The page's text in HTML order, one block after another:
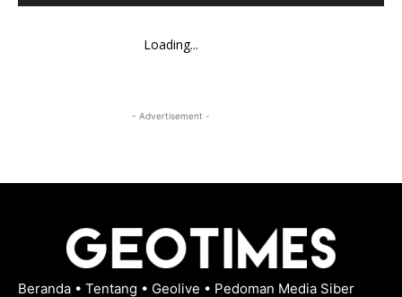
Loading...
- Advertisement -
Beranda • Tentang • Geolive • Pedoman Media Siber